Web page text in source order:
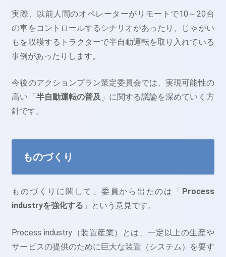
実際、以前人間のオペレーターがリモートで10～20台
の車をコントロールするシナリオがあったり、じゃがい
もを収穫するトラクターで半自動運転を取り入れている
事例があったりします。
今後のアクションプラン策定委員会では、実現可能性の
高い「 半自動運転の普及 」に関する議論を深めていく方
針です。
ものづくり
ものづくりに関して、委員から出たのは「 Process
industryを強化する 」という意見です。
Process industry（装置産業）とは、一定以上の生産や
サービスの提供のために巨大な装置（システム）を要す